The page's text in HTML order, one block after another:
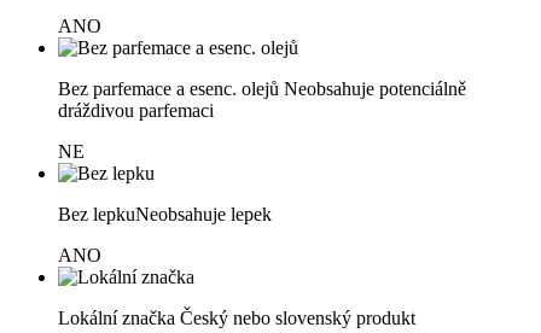
ANO
Bez parfemace a esenc. olejů Neobsahuje potenciálně
dráždivou parfemaci
NE
Bez lepkuNeobsahuje lepek
ANO
Lokální značka Český nebo slovenský produkt